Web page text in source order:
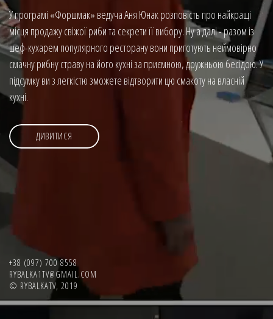
У програмі «Форшмак» ведуча Аня Юнак розповість про найкращі
місця продажу свіжої риби та секрети її вибору. Ну а далі - разом із
шеф-кухарем популярного ресторану вони приготують неймовірно
смачну рибну страву на його кухні за приємною, дружньою бесідою. У
підсумку ви з легкістю зможете відтворити цю смакоту на власній
кухні.
ДИВИТИСЯ
+38 (097) 700 8558
RYBALKA1TV@GMAIL.COM
© RYBALKATV, 2019